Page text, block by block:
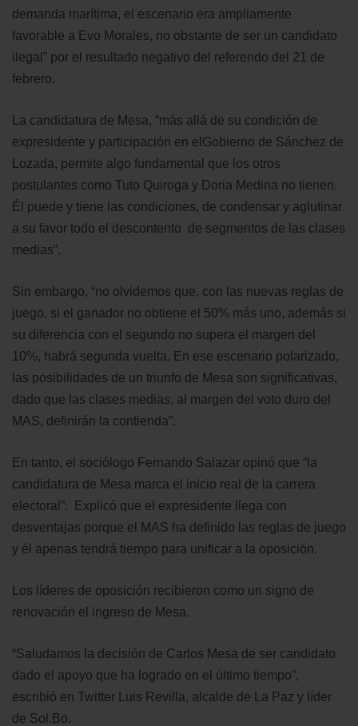
demanda marítima, el escenario era ampliamente
favorable a Evo Morales, no obstante de ser un candidato
ilegal” por el resultado negativo del referendo del 21 de
febrero.
La candidatura de Mesa, “más allá de su condición de
expresidente y participación en elGobierno de Sánchez de
Lozada, permite algo fundamental que los otros
postulantes como Tuto Quiroga y Doria Medina no tienen.
Él puede y tiene las condiciones, de condensar y aglutinar
a su favor todo el descontento de segmentos de las clases
medias”.
Sin embargo, “no olvidemos que, con las nuevas reglas de
juego, si el ganador no obtiene el 50% más uno, además si
su diferencia con el segundo no supera el margen del
10%, habrá segunda vuelta. En ese escenario polarizado,
las posibilidades de un triunfo de Mesa son significativas,
dado que las clases medias, al margen del voto duro del
MAS, definirán la contienda”.
En tanto, el sociólogo Fernando Salazar opinó que “la
candidatura de Mesa marca el inicio real de la carrera
electoral”. Explicó que el expresidente llega con
desventajas porque el MAS ha definido las reglas de juego
y él apenas tendrá tiempo para unificar a la oposición.
Los líderes de oposición recibieron como un signo de
renovación el ingreso de Mesa.
“Saludamos la decisión de Carlos Mesa de ser candidato
dado el apoyo que ha logrado en el último tiempo”,
escribió en Twitter Luis Revilla, alcalde de La Paz y líder
de Sol.Bo.